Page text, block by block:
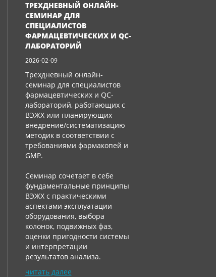
ТРЕХДНЕВНЫЙ ОНЛАЙН-
СЕМИНАР ДЛЯ
СПЕЦИАЛИСТОВ
ФАРМАЦЕВТИЧЕСКИХ И QC-
ЛАБОРАТОРИЙ
2026-02-09
Трехдневный онлайн-
семинар для специалистов
фармацевтических и QC-
лабораторий, работающих с
ВЭЖХ или планирующих
внедрение/систематизацию
методик в соответствии с
требованиями фармакопей и
GMP.
Семинар сочетает в себе
фундаментальные принципы
ВЭЖХ с практическими
аспектами эксплуатации
оборудования, выбора
колонок, подвижных фаз,
оценки пригодности системы
и интерпретации
результатов анализа.
читать далее